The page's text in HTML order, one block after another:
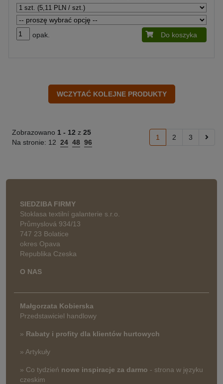
opak. Do koszyka
Zobrazowano 1 - 12 z 25
Na stronie: 12 24 48 96
1 2 3
SIEDZIBA FIRMY
Stoklasa textilní galanterie s.r.o.
Průmyslová 934/13
747 23 Bolatice
okres Opava
Republika Czeska
O NAS
Małgorzata Kobierska
Przedstawiciel handlowy
» Rabaty i profity dla klientów hurtowych
» Artykuły
» Co tydzień nowe inspiracje za darmo - strona w języku
czeskim